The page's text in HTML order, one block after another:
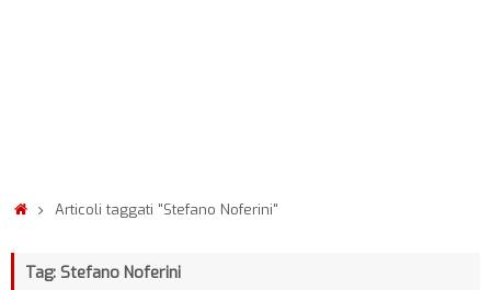
Articoli taggati "Stefano Noferini"
Tag: Stefano Noferini